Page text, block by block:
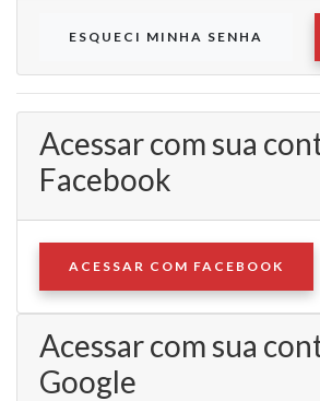
ESQUECI MINHA SENHA
Acessar com sua
Facebook
ACESSAR COM FACEBOOK
Acessar com sua
Google